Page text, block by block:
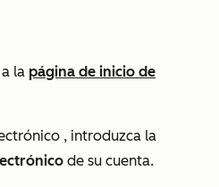
la página de inicio de
, introduzca la
de su cuenta.